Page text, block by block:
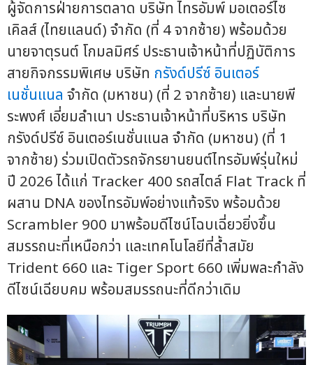
ผู้จัดการฝ่ายการตลาด บริษัท ไทรอัมพ์ มอเตอร์ไซ
เคิลส์ (ไทยแลนด์) จำกัด (ที่ 4 จากซ้าย) พร้อมด้วย
นายจาตุรนต์ โกมลมิศร์ ประธานเจ้าหน้าที่ปฏิบัติการ
สายกิจกรรมพิเศษ บริษัท กรังด์ปรีซ์ อินเตอร์
เนชั่นแนล จำกัด (มหาชน) (ที่ 2 จากซ้าย) และนายพี
ระพงศ์ เอี่ยมลำเนา ประธานเจ้าหน้าที่บริหาร บริษัท
กรังด์ปรีซ์ อินเตอร์เนชั่นแนล จำกัด (มหาชน) (ที่ 1
จากซ้าย) ร่วมเปิดตัวรถจักรยานยนต์ไทรอัมพ์รุ่นใหม่
ปี 2026 ได้แก่ Tracker 400 รถสไตล์ Flat Track ที่
ผสาน DNA ของไทรอัมพ์อย่างแท้จริง พร้อมด้วย
Scrambler 900 มาพร้อมดีไซน์โฉบเฉี่ยวยิ่งขึ้น
สมรรถนะที่เหนือกว่า และเทคโนโลยีที่ล้ำสมัย
Trident 660 และ Tiger Sport 660 เพิ่มพละกำลัง
ดีไซน์เฉียบคม พร้อมสมรรถนะที่ดีกว่าเดิม